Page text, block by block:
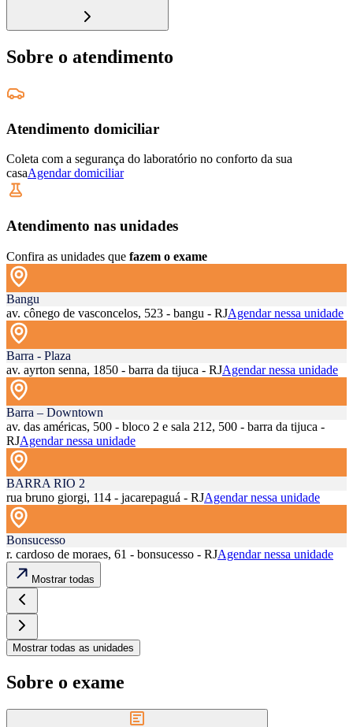
Sobre o atendimento
Atendimento domiciliar
Coleta com a segurança do laboratório no conforto da sua
casaAgendar domiciliar
Atendimento nas unidades
Confira as unidades que fazem o exame
Bangu
av. cônego de vasconcelos, 523 - bangu - RJAgendar nessa unidade
Barra - Plaza
av. ayrton senna, 1850 - barra da tijuca - RJAgendar nessa unidade
Barra – Downtown
av. das américas, 500 - bloco 2 e sala 212, 500 - barra da tijuca -
RJAgendar nessa unidade
BARRA RIO 2
rua bruno giorgi, 114 - jacarepaguá - RJAgendar nessa unidade
Bonsucesso
r. cardoso de moraes, 61 - bonsucesso - RJAgendar nessa unidade
Mostrar todas
Mostrar todas as unidades
Sobre o exame